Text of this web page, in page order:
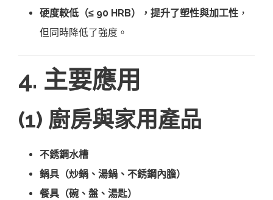
硬度較低（≤ 90 HRB），提升了塑性與加工性 ，
但同時降低了強度。
4. 主要應用
(1) 廚房與家用產品
不銹鋼水槽
鍋具（炒鍋、湯鍋、不銹鋼內膽）
餐具（碗、盤、湯匙）